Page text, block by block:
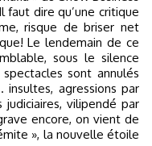
faut dire qu’une critique
risque de briser net
Le lendemain de ce
sous le silence
sont annulés
insultes, agressions par
judiciaires, vilipendé par
encore, on vient de
», la nouvelle étoile